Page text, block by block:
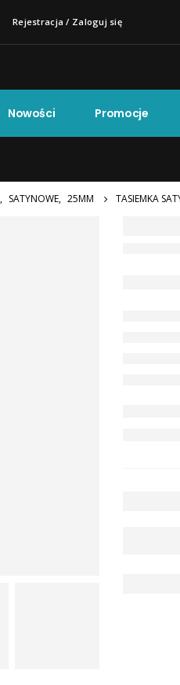
Rejestracja / Zaloguj się
Nowości Promocje
, SATYNOWE, 25MM TASIEMKA